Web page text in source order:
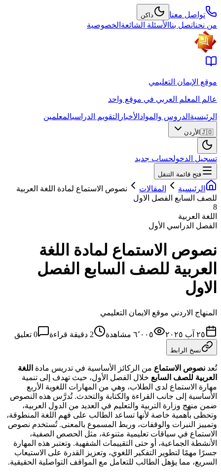
تواصل معنا داكن
من نحناتصل بنا الأسئلة الشائعة الخصوصية
موقع الإيمان التعليمي
عالم المعلم العربي في موقع واحد
الرئيسية الدروس والمواد الأخبار التقويم الدراسيالمعلمين
🇯🇴 الأردن
تسجيل الدخولحساب جديد
فتح قائمة التنقل
الرئيسية المقالات
نصوص الاستماع لمادة اللغة العربية
للصف السابع الفصل الاول
8
اللغة العربية
الفصل الدراسي الأول
نصوص الاستماع لمادة اللغة
العربية للصف السابع الفصل
الاول
المنهاج الاردني موقع الايمان التعليمي
٢٥ آب ٢٠٢٥ ٦٬٠٠٥ مشاهدة 2 دقيقة قراءة 0 تعليق
نسخ الرابط
تُعد نصوص الاستماع من الركائز الأساسية في تدريس مادة اللغة
العربية للصف السابع خلال الفصل الأول، حيث تهدف إلى تنمية
مهارة الاستماع لدى الطلاب، وهي من المهارات اللغوية الأربع
الأساسية إلى جانب القراءة والكتابة والتحدث. تُدرَّس هذه النصوص
ضمن منهج وزارة التربية والتعليم في العديد من الدول العربية،
وتحظى بأهمية خاصة لأنها تساعد الطالب على فهم اللغة المنطوقة،
وتمييز النبرات والوقفات، وربط المسموع بالمعنى. تُستخدم نصوص
الاستماع في سياقات تعليمية متنوعة، مثل الحصص الصفية،
الأنشطة الجماعية، أو حتى التقييمات الشفهية. وتعتبر هذه المهارة
جسرًا مهمًا لتطوير التفكير اللغوي، وتعزيز القدرة على الاستيعاب
السريع، مما يؤهل الطالب للتعامل مع المواقف التواصلية الحقيقية.